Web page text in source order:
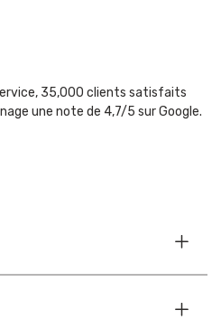
35,000 clients satisfaits
une note de 4,7/5 sur Google.